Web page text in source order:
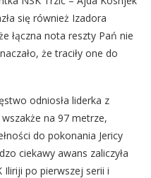
się również Izadora
łączna nota reszty Pań nie
że traciły one do
odniosła liderka z
na 97 metrze,
do pokonania Jericy
ciekawy awans zaliczyła
Iliriji po pierwszej serii i